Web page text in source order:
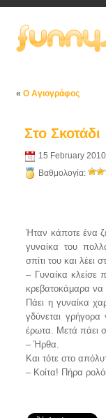
« Ο Αγιογράφος
Στο Σκοτάδι
15 February 2010
Βαθμολογία:
Ήταν κάποτε ένα
γυναίκα του
σπίτι του και λέει
– Γυναίκα κλείσε
κρεβατοκάμαρα να
Πάει η γυναίκα
γδύνεται γρήγορα
έρωτα. Μετά πάει
– Ήρθα.
Και τότε στο
– Κοίτα! Πήρα